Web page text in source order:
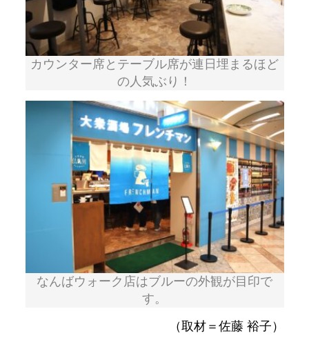
カウンター席とテーブル席が連日埋まるほど
の人気ぶり！
なんばウォーク店はブルーの外観が目印で
す。
（取材＝佐藤 裕子）